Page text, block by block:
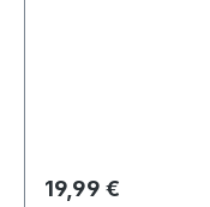
Regulärer Preis:
19,99 €